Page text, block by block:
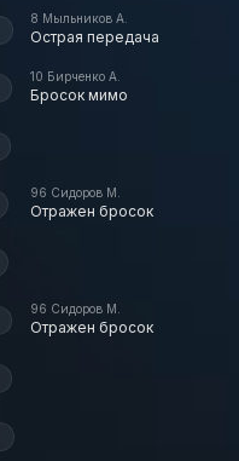
8 Мыльников А.
Острая передача
10 Бирченко А.
Бросок мимо
96 Сидоров М.
Отражен бросок
96 Сидоров М.
Отражен бросок